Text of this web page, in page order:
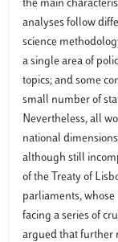
the main
analyses follow
science
a single area of
topics; and some
small number of
Nevertheless, all
national
although still
of the Treaty of
parliaments,
facing a series of
argued that further